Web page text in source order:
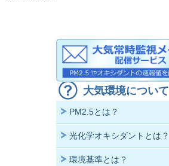
大気環境について
PM2.5とは？
光化学オキシダントとは？
環境基準とは？